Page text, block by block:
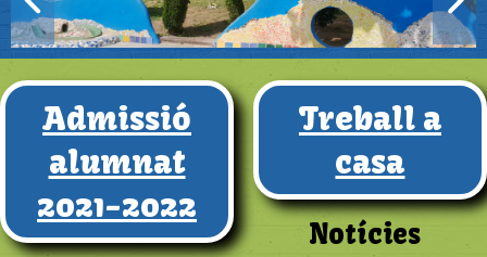
Admissió
alumnat
2021-2022
Treball a
casa
Notícies